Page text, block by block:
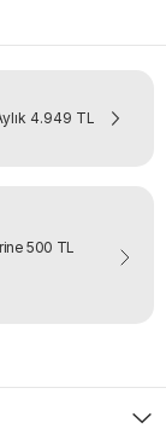
4.949 TL
500 TL